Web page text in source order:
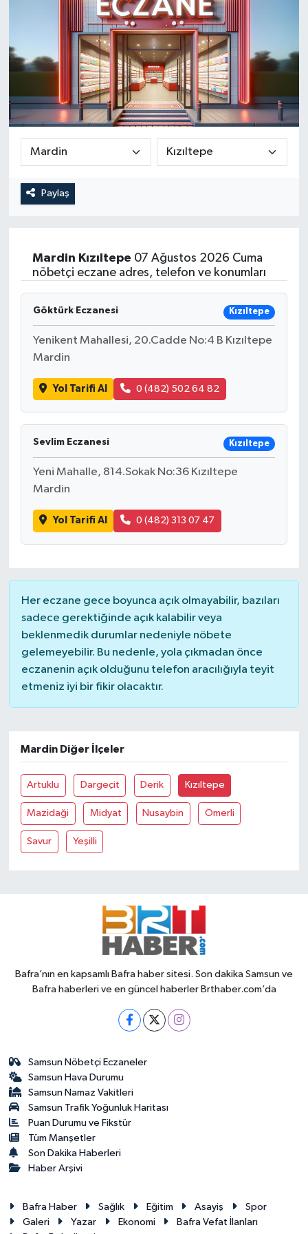
Paylaş
Mardin Kızıltepe 07 Ağustos 2026 Cuma
nöbetçi eczane adres, telefon ve konumları
Göktürk Eczanesi Kızıltepe
Yenikent Mahallesi, 20.Cadde No:4 B Kızıltepe
Mardin
Yol Tarifi Al 0 (482) 502 64 82
Sevlim Eczanesi Kızıltepe
Yeni Mahalle, 814.Sokak No:36 Kızıltepe
Mardin
Yol Tarifi Al 0 (482) 313 07 47
Her eczane gece boyunca açık olmayabilir, bazıları
sadece gerektiğinde açık kalabilir veya
beklenmedik durumlar nedeniyle nöbete
gelemeyebilir. Bu nedenle, yola çıkmadan önce
eczanenin açık olduğunu telefon aracılığıyla teyit
etmeniz iyi bir fikir olacaktır.
Mardin Diğer İlçeler
Artuklu Dargeçit Derik Kızıltepe
Mazidaği Midyat Nusaybin Ömerli
Savur Yeşilli
Bafra’nın en kapsamlı Bafra haber sitesi. Son dakika Samsun ve
Bafra haberleri ve en güncel haberler Brthaber.com’da
Samsun Nöbetçi Eczaneler
Samsun Hava Durumu
Samsun Namaz Vakitleri
Samsun Trafik Yoğunluk Haritası
Puan Durumu ve Fikstür
Tüm Manşetler
Son Dakika Haberleri
Haber Arşivi
Bafra Haber Sağlık Eğitim Asayiş
Spor
Galeri
Yazar Ekonomi
Bafra Vefat İlanları